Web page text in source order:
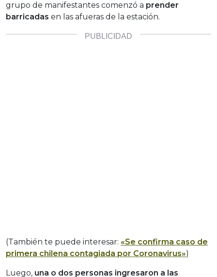
grupo de manifestantes comenzó a prender
barricadas en las afueras de la estación.
(También te puede interesar: «Se confirma caso de
primera chilena contagiada por Coronavirus»)
Luego, una o dos personas ingresaron a las